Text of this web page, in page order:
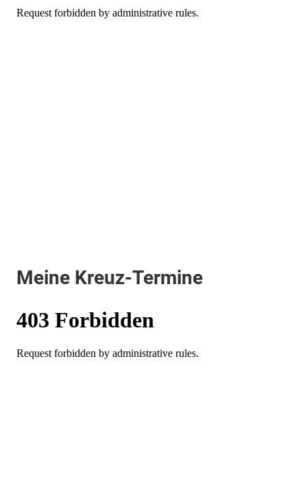
Meine Kreuz-Termine